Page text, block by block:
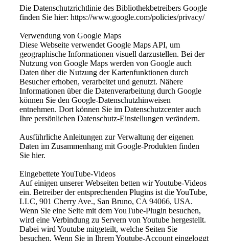
Die Datenschutzrichtlinie des Bibliothekbetreibers Google
finden Sie hier: https://www.google.com/policies/privacy/
Verwendung von Google Maps
Diese Webseite verwendet Google Maps API, um
geographische Informationen visuell darzustellen. Bei der
Nutzung von Google Maps werden von Google auch
Daten über die Nutzung der Kartenfunktionen durch
Besucher erhoben, verarbeitet und genutzt. Nähere
Informationen über die Datenverarbeitung durch Google
können Sie den Google-Datenschutzhinweisen
entnehmen. Dort können Sie im Datenschutzcenter auch
Ihre persönlichen Datenschutz-Einstellungen verändern.
Ausführliche Anleitungen zur Verwaltung der eigenen
Daten im Zusammenhang mit Google-Produkten finden
Sie hier.
Eingebettete YouTube-Videos
Auf einigen unserer Webseiten betten wir Youtube-Videos
ein. Betreiber der entsprechenden Plugins ist die YouTube,
LLC, 901 Cherry Ave., San Bruno, CA 94066, USA.
Wenn Sie eine Seite mit dem YouTube-Plugin besuchen,
wird eine Verbindung zu Servern von Youtube hergestellt.
Dabei wird Youtube mitgeteilt, welche Seiten Sie
besuchen. Wenn Sie in Ihrem Youtube-Account eingeloggt